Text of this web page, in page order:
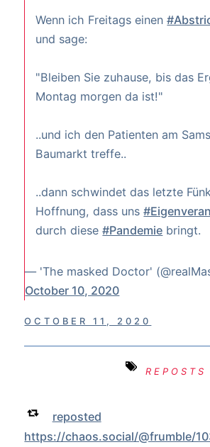
Wenn ich Freitags einen
und sage:
"Bleiben Sie zuhause, bis das
Montag morgen da ist!"
..und ich den Patienten am
Baumarkt treffe..
..dann schwindet das letzte
Hoffnung, dass uns
durch diese#Pandemie bringt.
— 'The masked Doctor'
October 10, 2020
OCTOBER 11, 2020
REPOSTS
reposted
https://chaos.social/@frumble/